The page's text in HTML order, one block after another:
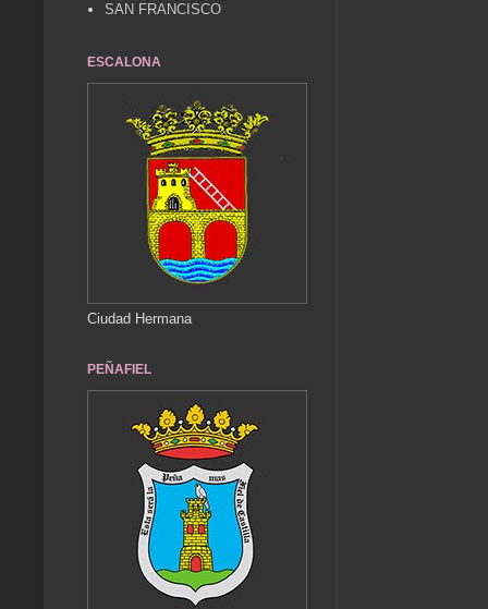
SAN FRANCISCO
ESCALONA
Ciudad Hermana
PEÑAFIEL